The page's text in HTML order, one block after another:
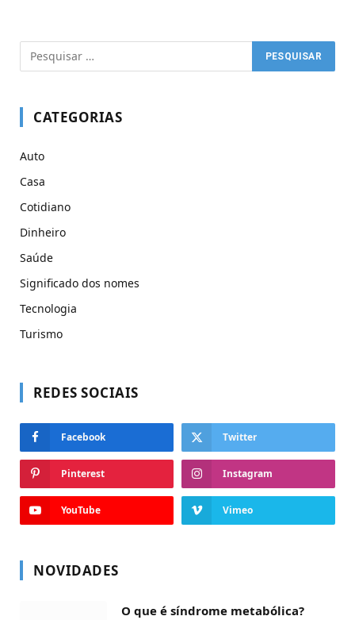
CATEGORIAS
Auto
Casa
Cotidiano
Dinheiro
Saúde
Significado dos nomes
Tecnologia
Turismo
REDES SOCIAIS
Facebook Twitter
Pinterest Instagram
YouTube Vimeo
NOVIDADES
O que é síndrome metabólica?